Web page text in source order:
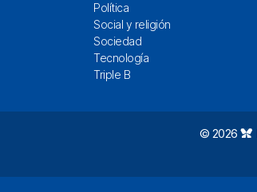
Política
Social y religión
Sociedad
Tecnología
Triple B
© 2026